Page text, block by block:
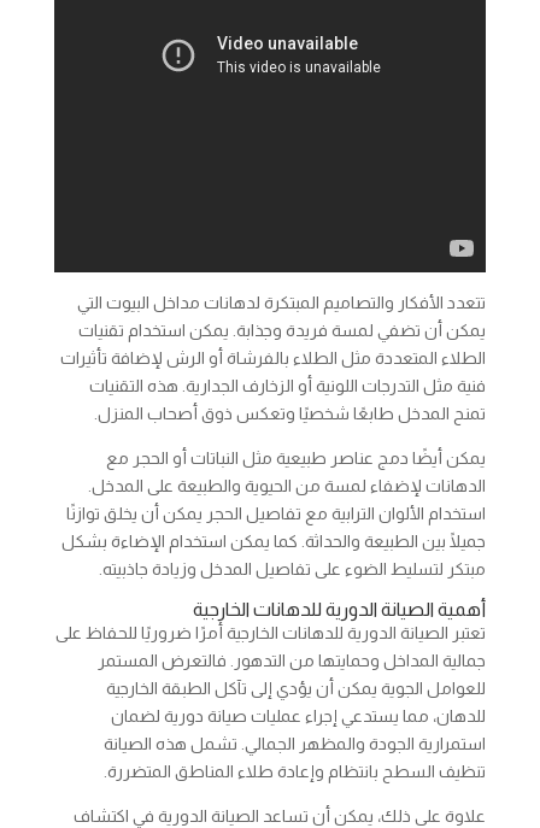
تتعدد الأفكار والتصاميم المبتكرة لدهانات مداخل البيوت التي
يمكن أن تضفي لمسة فريدة وجذابة. يمكن استخدام تقنيات
الطلاء المتعددة مثل الطلاء بالفرشاة أو الرش لإضافة تأثيرات
فنية مثل التدرجات اللونية أو الزخارف الجدارية. هذه التقنيات
تمنح المدخل طابعًا شخصيًا وتعكس ذوق أصحاب المنزل.
يمكن أيضًا دمج عناصر طبيعية مثل النباتات أو الحجر مع
الدهانات لإضفاء لمسة من الحيوية والطبيعة على المدخل.
استخدام الألوان الترابية مع تفاصيل الحجر يمكن أن يخلق توازنًا
جميلًا بين الطبيعة والحداثة. كما يمكن استخدام الإضاءة بشكل
مبتكر لتسليط الضوء على تفاصيل المدخل وزيادة جاذبيته.
أهمية الصيانة الدورية للدهانات الخارجية
تعتبر الصيانة الدورية للدهانات الخارجية أمرًا ضروريًا للحفاظ على
جمالية المداخل وحمايتها من التدهور. فالتعرض المستمر
للعوامل الجوية يمكن أن يؤدي إلى تآكل الطبقة الخارجية
للدهان، مما يستدعي إجراء عمليات صيانة دورية لضمان
استمرارية الجودة والمظهر الجمالي. تشمل هذه الصيانة
تنظيف السطح بانتظام وإعادة طلاء المناطق المتضررة.
علاوة على ذلك، يمكن أن تساعد الصيانة الدورية في اكتشاف